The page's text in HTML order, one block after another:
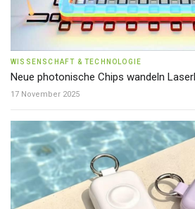
WISSENSCHAFT & TECHNOLOGIE
Neue photonische Chips wandeln
17 November 2025